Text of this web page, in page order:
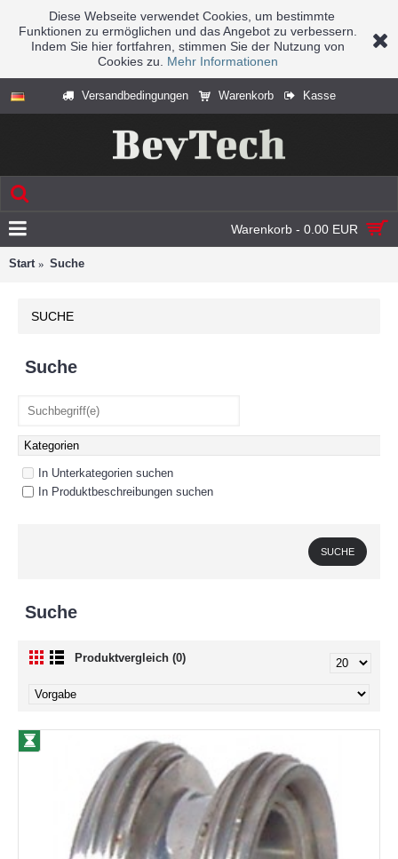
Diese Webseite verwendet Cookies, um bestimmte
Funktionen zu ermöglichen und das Angebot zu verbessern.
Indem Sie hier fortfahren, stimmen Sie der Nutzung von
Cookies zu. Mehr Informationen
Versandbedingungen Warenkorb Kasse
Warenkorb - 0.00 EUR
Start Suche
SUCHE
Suche
In Unterkategorien suchen
In Produktbeschreibungen suchen
Suche
Produktvergleich (0)